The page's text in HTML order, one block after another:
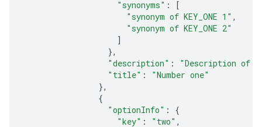
"synonyms" :
[
"synonym of KEY_ONE 1" ,
"synonym of KEY_ONE 2"
]
},
"description" :
"Description of
"title" :
"Number one"
},
{
"optionInfo" :
{
"key" : "two" ,